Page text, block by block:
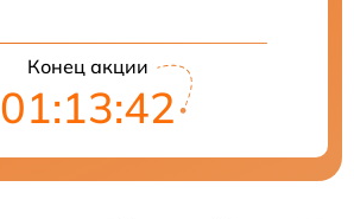
Конец акции
01:13:41